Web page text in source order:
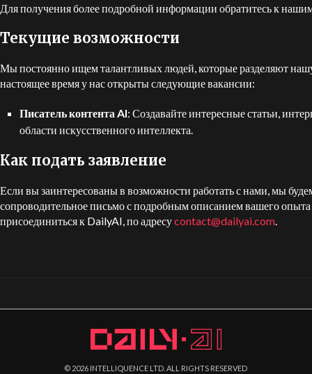
Для получения более подробной информации обратитесь к
Текущие возможности
Мы постоянно ищем талантливых людей, которые разделяют
настоящее время у нас открыты следующие вакансии:
Писатель контента AI: Создавайте интересные статьи,
области искусственного интеллекта.
Как подать заявление
Если вы заинтересованы в возможности работать с нами, мы
сопроводительное письмо с подробным описанием вашего
присоединиться к DailyAI, по адресуcontact@dailyai.com.
© 2026 INTELLIQUENCE LTD. ALL RIGHTS RESERVED